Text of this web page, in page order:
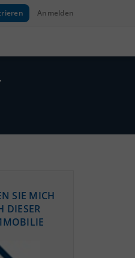
Anmelden
SIE MICH
DIESER